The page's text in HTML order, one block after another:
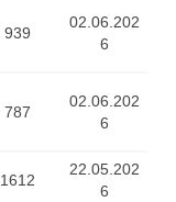
939
02.06.202
6
787
02.06.202
6
1612
22.05.202
6